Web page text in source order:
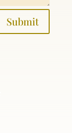
Submit